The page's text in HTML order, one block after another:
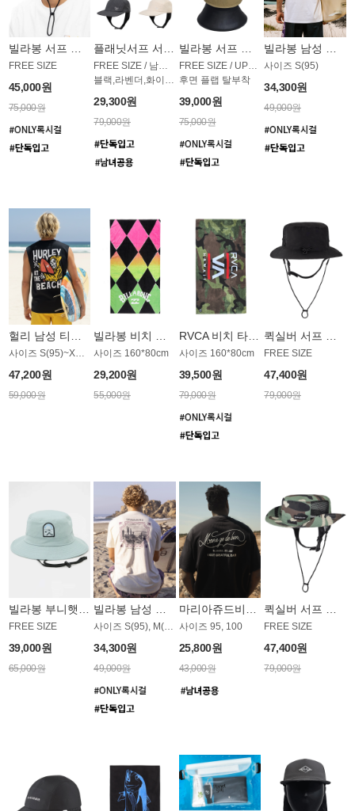
FREE SIZE
45,000원
75,000원
블랙,라벤더,화이트,피치,그레이,오트밀 6컬러
29,300원
79,000원
FREE SIZE / UPF 50+
후면 플랩 탈부착
39,000원
75,000원
사이즈 S(95)
34,300원
49,000원
사이즈 S(95)~XXL(115)
47,200원
59,000원
사이즈 160*80cm
29,200원
55,000원
RVCA 비치 타올 AT1757WRV
사이즈 160*80cm
39,500원
79,000원
FREE SIZE
47,400원
79,000원
빌라봉 부니햇 AC1969GBB
FREE SIZE
39,000원
65,000원
빌라봉 남성 티셔츠 MST804OBB
사이즈 S(95), M(100)
34,300원
49,000원
마리아쥬드비엔 티셔츠 JMST18B
사이즈 95, 100
25,800원
43,000원
퀵실버 서프 모자 AC1957CQS
FREE SIZE
47,400원
79,000원